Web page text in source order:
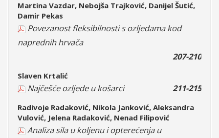
Martina Vazdar, Nebojša Trajković, Danijel Šutić,
Damir Pekas
Povezanost fleksibilnosti s ozljedama kod
naprednih hrvača
207-210
Slaven Krtalić
Najčešće ozljede u košarci 211-215
Radivoje Radaković, Nikola Janković, Aleksandra
Vulović, Jelena Radaković, Nenad Filipović
Analiza sila u koljenu i opterećenja u